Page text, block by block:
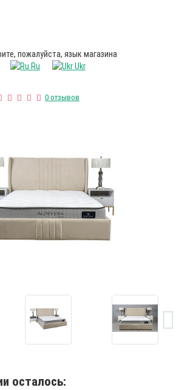
пожалуйста, язык магазина
Ru
Ukr
0 отзывов
осталось: